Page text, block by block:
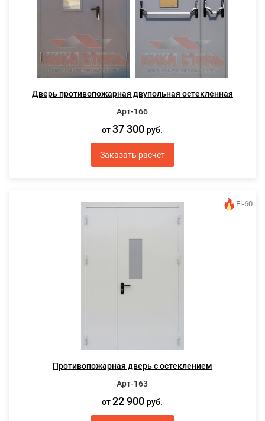
Дверь противопожарная двупольная остекленная
Арт-166
от37 300руб.
Заказать расчет
Ei-60
Противопожарная дверь с остеклением
Арт-163
от22 900руб.